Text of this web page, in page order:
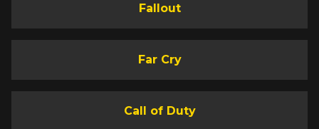
Fallout
Far Cry
Call of Duty